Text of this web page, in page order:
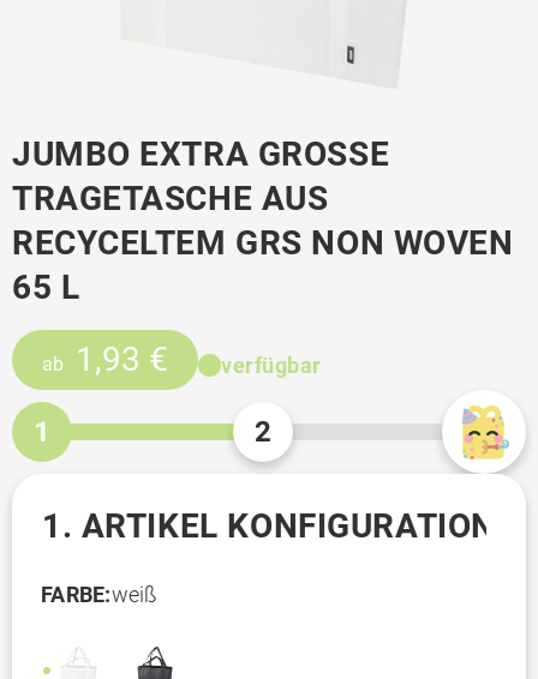
JUMBO EXTRA GROSSE T
RAGETASCHE AUS R
ECYCELTEM GRS NON WOVEN 6
5 L
ab 1,93 € verfügbar
1 2
1. ARTIKEL KONFIGURATION
FARBE:weiß